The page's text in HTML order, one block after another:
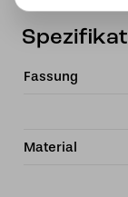
Fassung
Material